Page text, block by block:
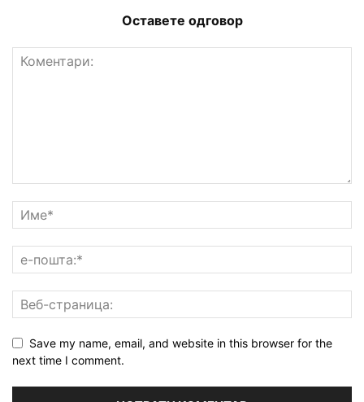
Оставете одговор
Save my name, email, and website in this browser for the
next time I comment.